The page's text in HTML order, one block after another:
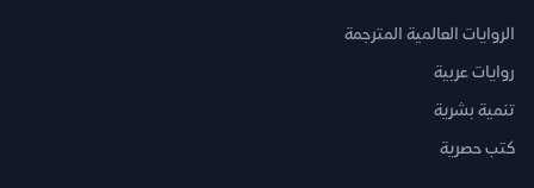
الروايات العالمية المترجمة
روايات عربية
تنمية بشرية
كتب حصرية